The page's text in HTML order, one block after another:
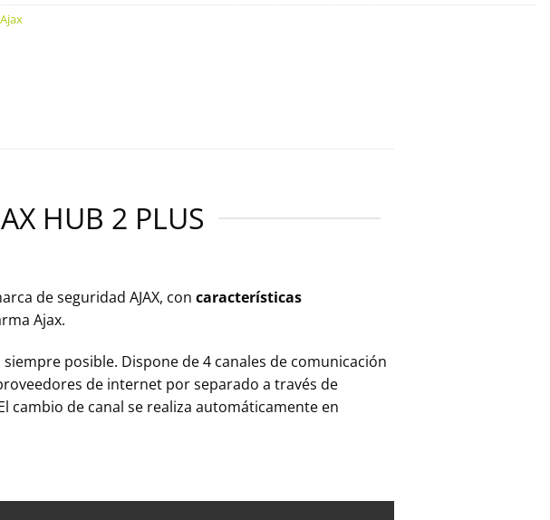
HUB 2 PLUS
de seguridad AJAX, con características
Ajax.
posible. Dispone de 4 canales de comunicación
de internet por separado a través de
cambio de canal se realiza automáticamente en